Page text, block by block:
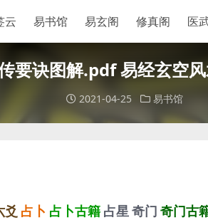
云 易书馆 易玄阁 修真阁 医
要诀图解.pdf 易经玄空
2021-04-25 易书馆
爻 占卜 占卜古籍 占星奇门 奇门古